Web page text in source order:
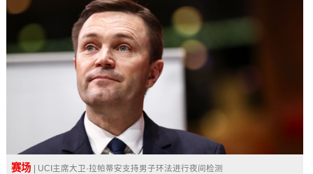
赛场 | UCI主席大卫·拉帕蒂安支持男子环法进行夜间检测